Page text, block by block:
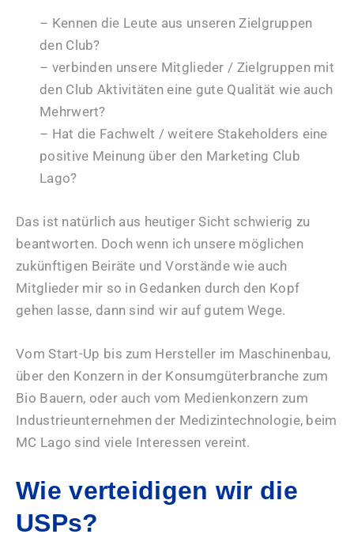
– Kennen die Leute aus unseren Zielgruppen
den Club?
– verbinden unsere Mitglieder / Zielgruppen mit
den Club Aktivitäten eine gute Qualität wie auch
Mehrwert?
– Hat die Fachwelt / weitere Stakeholders eine
positive Meinung über den Marketing Club
Lago?
Das ist natürlich aus heutiger Sicht schwierig zu
beantworten. Doch wenn ich unsere möglichen
zukünftigen Beiräte und Vorstände wie auch
Mitglieder mir so in Gedanken durch den Kopf
gehen lasse, dann sind wir auf gutem Wege.
Vom Start-Up bis zum Hersteller im Maschinenbau,
über den Konzern in der Konsumgüterbranche zum
Bio Bauern, oder auch vom Medienkonzern zum
Industrieunternehmen der Medizintechnologie, beim
MC Lago sind viele Interessen vereint.
Wie verteidigen wir die
USPs?